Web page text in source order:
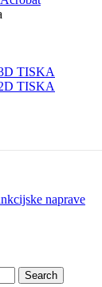
TISKA
TISKA
naprave
Search